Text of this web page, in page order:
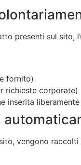
presenti sul sito,
fornito)
richieste corporate)
inserita
vengono